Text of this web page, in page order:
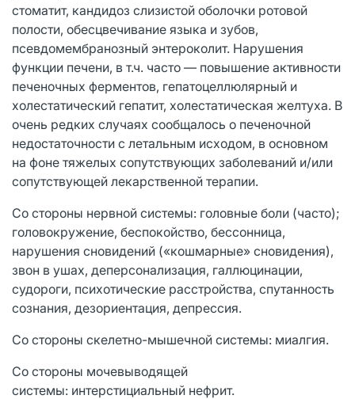
стоматит, кандидоз слизистой оболочки ротовой
полости, обесцвечивание языка и зубов,
псевдомембранозный энтероколит. Нарушения
функции печени, в т.ч. часто — повышение активности
печеночных ферментов, гепатоцеллюлярный и
холестатический гепатит, холестатическая желтуха. В
очень редких случаях сообщалось о печеночной
недостаточности с летальным исходом, в основном
на фоне тяжелых сопутствующих заболеваний и/или
сопутствующей лекарственной терапии.
Со стороны нервной системы: головные боли (часто);
головокружение, беспокойство, бессонница,
нарушения сновидений («кошмарные» сновидения),
звон в ушах, деперсонализация, галлюцинации,
судороги, психотические расстройства, спутанность
сознания, дезориентация, депрессия.
Со стороны скелетно-мышечной системы: миалгия.
Со стороны мочевыводящей
системы: интерстициальный нефрит.